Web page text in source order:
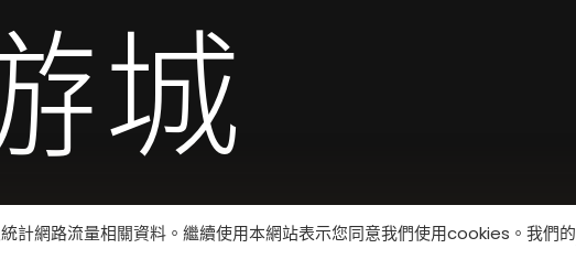
城
計網路流量相關資料。繼續使用本網站表示您同意我們使用cookies。我們的